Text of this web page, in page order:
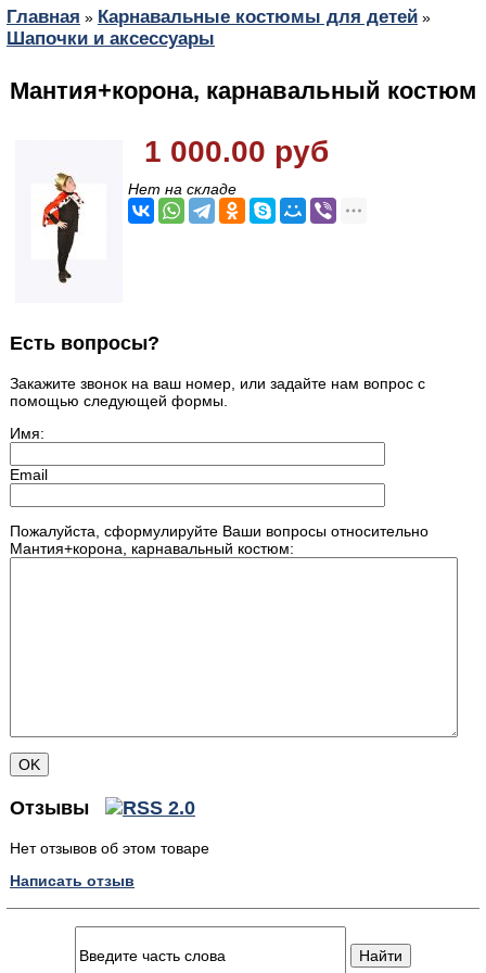
Главная » Карнавальные костюмы для детей »
Шапочки и аксессуары
Мантия+корона, карнавальный костюм
1 000.00 руб
Нет на складе
Есть вопросы?
Закажите звонок на ваш номер, или задайте нам вопрос с
помощью следующей формы.
Имя:
Email
Пожалуйста, сформулируйте Ваши вопросы относительно
Мантия+корона, карнавальный костюм:
Отзывы
Нет отзывов об этом товаре
Написать отзыв